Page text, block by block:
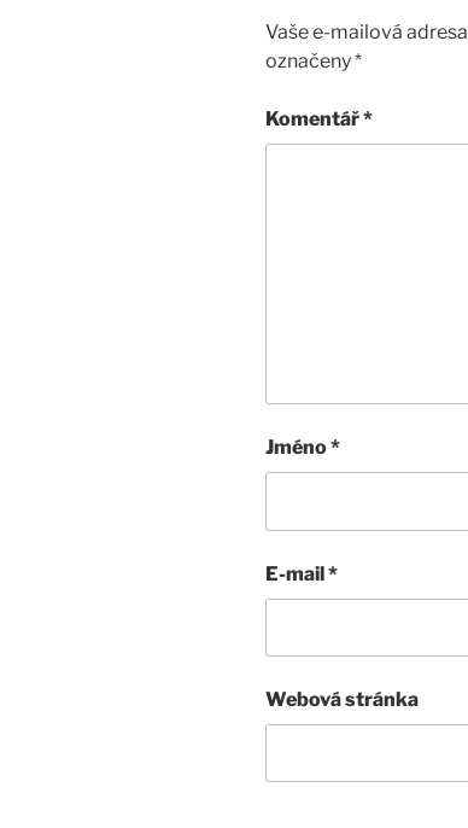
Vaše e-mailová
označeny*
Komentář*
Jméno*
E-mail*
Webová stránka